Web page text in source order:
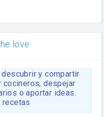
love
y compartir
cocineros, despejar
o aportar ideas.
recetas